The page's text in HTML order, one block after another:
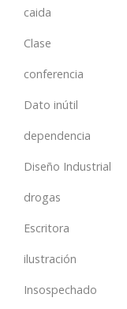
caida
Clase
conferencia
Dato inútil
dependencia
Diseño Industrial
drogas
Escritora
ilustración
Insospechado